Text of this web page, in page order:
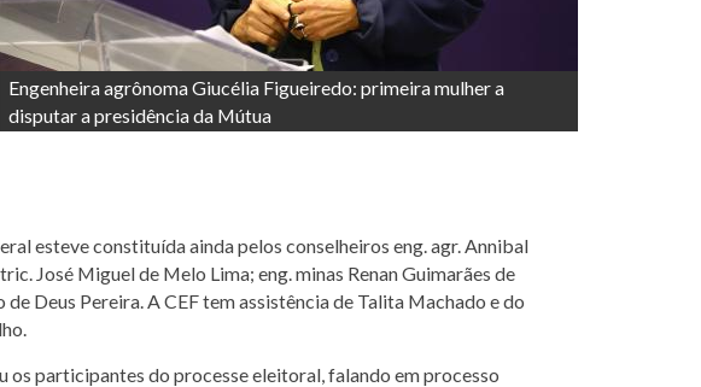
Engenheira agrônoma Giucélia Figueiredo: primeira mulher a
disputar a presidência da Mútua
esteve constituída ainda pelos conselheiros eng. agr. Annibal
José Miguel de Melo Lima; eng. minas Renan Guimarães de
Deus Pereira. A CEF tem assistência de Talita Machado e do
os participantes do processe eleitoral, falando em processo